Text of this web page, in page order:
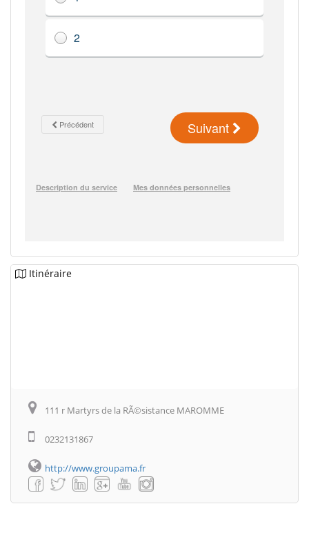
Itinéraire
111 r Martyrs de la RÃ©sistance MAROMME
0232131867
http://www.groupama.fr